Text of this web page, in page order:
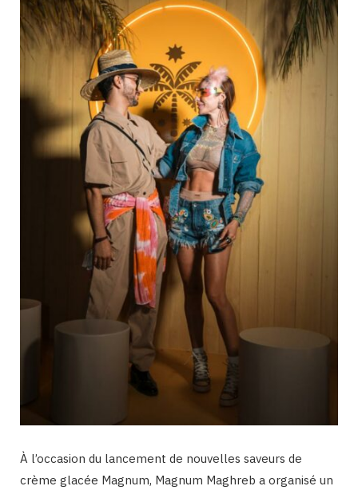
À l’occasion du lancement de nouvelles saveurs de
crème glacée Magnum, Magnum Maghreb a organisé un